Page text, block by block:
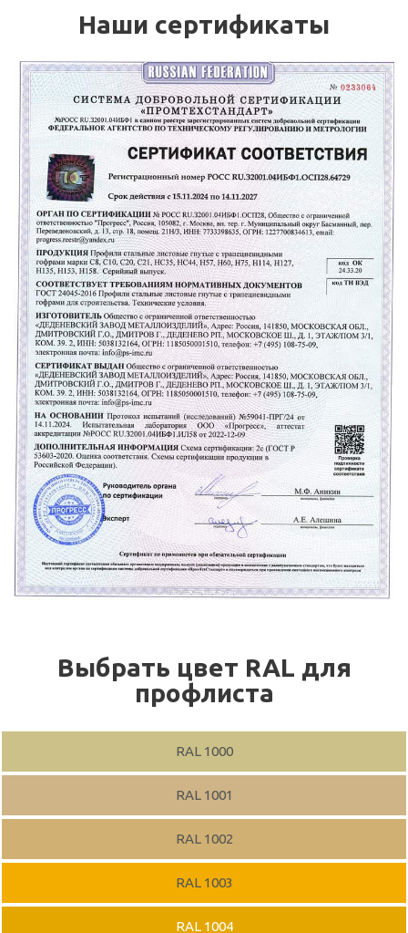
Наши сертификаты
Выбрать цвет RAL для
профлиста
RAL 1000
RAL 1001
RAL 1002
RAL 1003
RAL 1004